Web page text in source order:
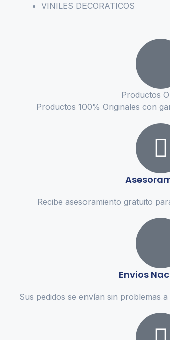
VINILES DECORATICOS
Productos
Productos 100% Originales con
Recibe asesoramiento gratuito
Envios
Sus pedidos se envían sin problemas